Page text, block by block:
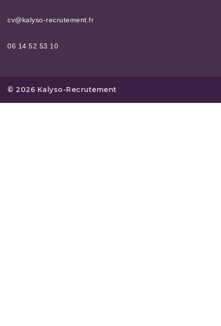
cv@kalyso-recrutement.fr
06 14 52 53 10
© 2026 Kalyso-Recrutement